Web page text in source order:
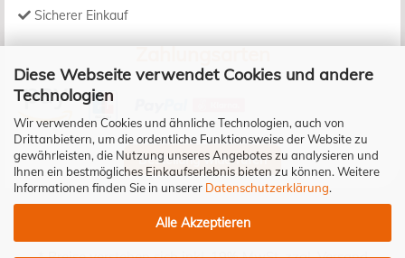
Diese Webseite verwendet Cookies und andere
Technologien
Wir verwenden Cookies und ähnliche Technologien, auch von
Drittanbietern, um die ordentliche Funktionsweise der Website zu
gewährleisten, die Nutzung unseres Angebotes zu analysieren und
Ihnen ein bestmögliches Einkaufserlebnis bieten zu können. Weitere
Informationen finden Sie in unserer Datenschutzerklärung.
Alle Akzeptieren
Sicherer Einkauf
Zahlungsarten
Bestellung widerrufen